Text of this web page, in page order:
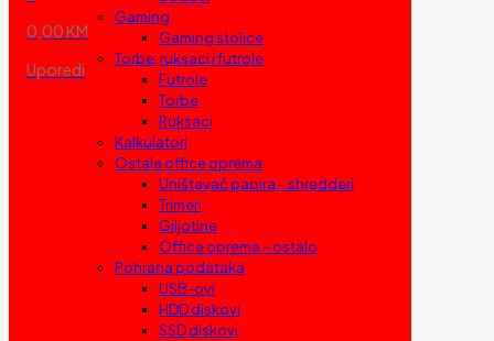
0,00 KM
Uporedi
Gaming
Gaming stolice
Torbe, ruksaci i futrole
Futrole
Torbe
Ruksaci
Kalkulatori
Ostala office oprema
Uništavač papira – shredderi
Trimeri
Giljotine
Office oprema – ostalo
Pohrana podataka
USB-ovi
HDD diskovi
SSD diskovi